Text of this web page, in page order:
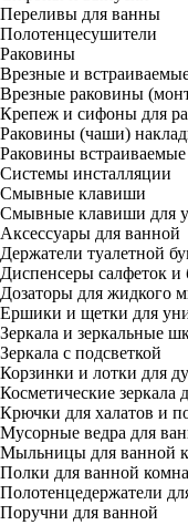
Переливы для ванны
Полотенцесушители
Раковины
Врезные и
Врезные раковины
Крепеж и сифоны для
Раковины (чаши)
Раковины
Системы инсталляции
Смывные клавиши
Смывные клавиши для
Аксессуары для ванной
Держатели туалетной
Диспенсеры салфеток
Дозаторы для жидкого
Ершики и щетки для
Зеркала и зеркальные
Зеркала с подсветкой
Корзинки и лотки для
Косметические зеркала
Крючки для халатов и
Мусорные ведра для
Мыльницы для ванной
Полки для ванной
Полотенцедержатели
Поручни для ванной